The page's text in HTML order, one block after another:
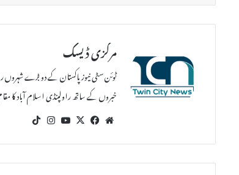
مرکزی ڈیسک
ٹوئن سٹی نیوز پاکستان کے دو بڑے شہروں
خبروں کے ساتھ راولپنڈی اسلام آباد کا
We
bsi
te
Fac
oo
k
X
Yo
ub
e
Ins
tag
ra
m
k